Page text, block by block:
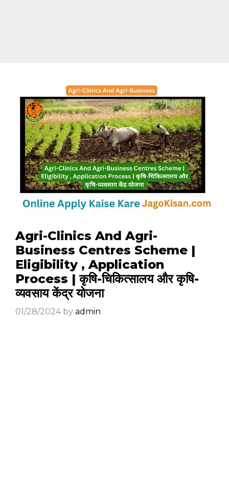
Agri-Clinics And Agri-
Business Centres Scheme |
Eligibility , Application
Process | कृषि-चिकित्‍सालय और कृषि-
व्यवसाय केंद्र योजना
01/28/2024 by admin